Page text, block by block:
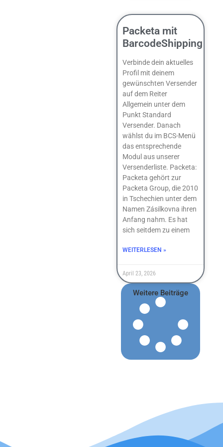
Packeta mit
BarcodeShipping
Verbinde dein aktuelles
Profil mit deinem
gewünschten Versender
auf dem Reiter
Allgemein unter dem
Punkt Standard
Versender. Danach
wählst du im BCS-Menü
das entsprechende
Modul aus unserer
Versenderliste. Packeta:
Packeta gehört zur
Packeta Group, die 2010
in Tschechien unter dem
Namen Zásilkovna ihren
Anfang nahm. Es hat
sich seitdem zu einem
WEITERLESEN »
April 23, 2026
Weitere Beiträge